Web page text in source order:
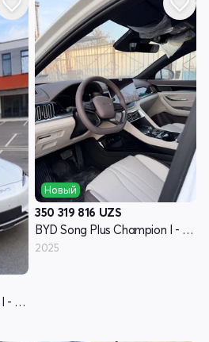
BYD Song Plus Champion I - поколение
Новый
350 319 816 UZS
BYD Song Plus Champion I - поколение
2025